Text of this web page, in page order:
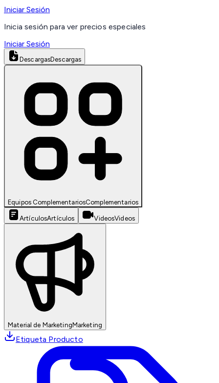
Iniciar Sesión
Inicia sesión para ver precios especiales
Iniciar Sesión
DescargasDescargas
Equipos ComplementariosComplementarios
ArtículosArtículos VideosVideos
Material de MarketingMarketing
Etiqueta Producto